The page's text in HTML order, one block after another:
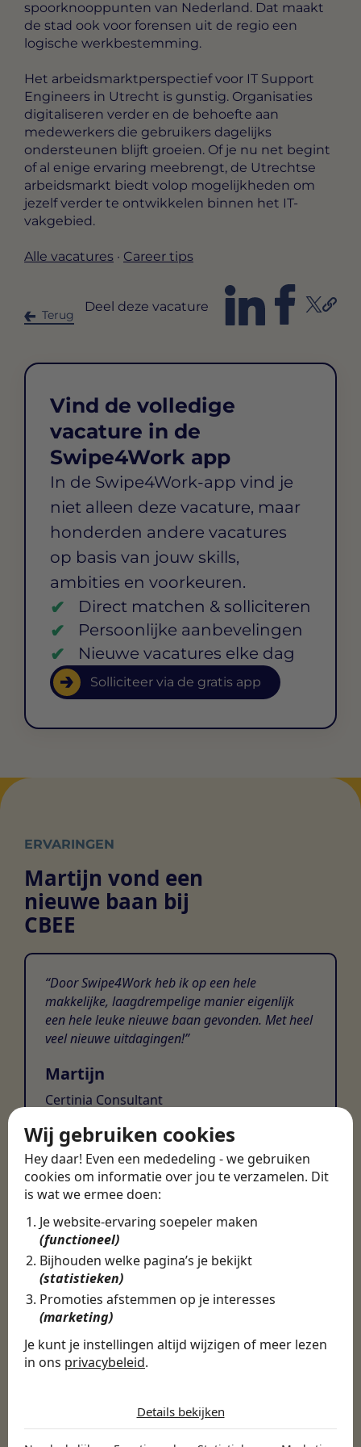
Wij gebruiken cookies
Hey daar! Even een mededeling - we gebruiken
cookies om informatie over jou te verzamelen. Dit
is wat we ermee doen:
Je website-ervaring soepeler maken
(functioneel)
Bijhouden welke pagina’s je bekijkt
(statistieken)
Promoties afstemmen op je interesses
(marketing)
Je kunt je instellingen altijd wijzigen of meer lezen
in ons privacybeleid.
Noodzakelijk
Details bekijken
spoorknooppunten van Nederland. Dat maakt
de stad ook voor forensen uit de regio een
logische werkbestemming.
Het arbeidsmarktperspectief voor IT Support
Engineers in Utrecht is gunstig. Organisaties
digitaliseren verder en de behoefte aan
medewerkers die gebruikers dagelijks
ondersteunen blijft groeien. Of je nu net begint
of al enige ervaring meebrengt, de Utrechtse
arbeidsmarkt biedt volop mogelijkheden om
jezelf verder te ontwikkelen binnen het IT-
vakgebied.
Alle vacatures · Career tips
Terug
Deel deze vacature
Vind de volledige
vacature in de
Swipe4Work app
In de Swipe4Work-app vind je
niet alleen deze vacature, maar
honderden andere vacatures
op basis van jouw skills,
ambities en voorkeuren.
Direct matchen & solliciteren
Persoonlijke aanbevelingen
Nieuwe vacatures elke dag
Solliciteer via de gratis app
ERVARINGEN
Martijn vond een
nieuwe baan bij
CBEE
Door Swipe4Work heb ik op een hele
makkelijke, laagdrempelige manier eigenlijk
een hele leuke nieuwe baan gevonden. Met heel
veel nieuwe uitdagingen!
Martijn
Certinia Consultant